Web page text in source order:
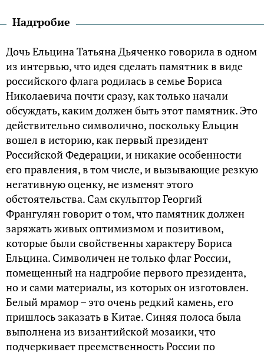
Надгробие
Дочь Ельцина Татьяна Дьяченко говорила в одном
из интервью, что идея сделать памятник в виде
российского флага родилась в семье Бориса
Николаевича почти сразу, как только начали
обсуждать, каким должен быть этот памятник. Это
действительно символично, поскольку Ельцин
вошел в историю, как первый президент
Российской Федерации, и никакие особенности
его правления, в том числе, и вызывающие резкую
негативную оценку, не изменят этого
обстоятельства. Сам скульптор Георгий
Франгулян говорит о том, что памятник должен
заряжать живых оптимизмом и позитивом,
которые были свойственны характеру Бориса
Ельцина. Символичен не только флаг России,
помещенный на надгробие первого президента,
но и сами материалы, из которых он изготовлен.
Белый мрамор – это очень редкий камень, его
пришлось заказать в Китае. Синяя полоса была
выполнена из византийской мозаики, что
подчеркивает преемственность России по